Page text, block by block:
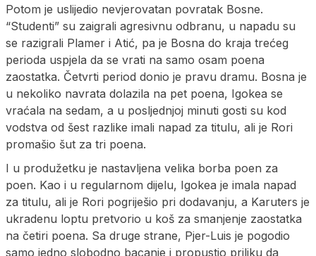
Potom je uslijedio nevjerovatan povratak Bosne.
“Studenti” su zaigrali agresivnu odbranu, u napadu su
se razigrali Plamer i Atić, pa je Bosna do kraja trećeg
perioda uspjela da se vrati na samo osam poena
zaostatka. Četvrti period donio je pravu dramu. Bosna je
u nekoliko navrata dolazila na pet poena, Igokea se
vraćala na sedam, a u posljednjoj minuti gosti su kod
vodstva od šest razlike imali napad za titulu, ali je Rori
promašio šut za tri poena.
I u produžetku je nastavljena velika borba poen za
poen. Kao i u regularnom dijelu, Igokea je imala napad
za titulu, ali je Rori pogriješio pri dodavanju, a Karuters je
ukradenu loptu pretvorio u koš za smanjenje zaostatka
na četiri poena. Sa druge strane, Pjer-Luis je pogodio
samo jedno slobodno bacanje i propustio priliku da